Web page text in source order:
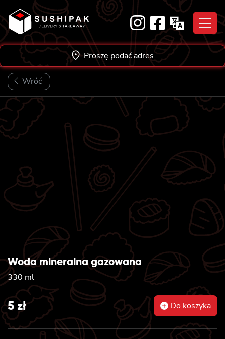
to
content
Proszę podać adres
Wróć
Woda mineralna gazowana
330 ml
5 zł Do koszyka